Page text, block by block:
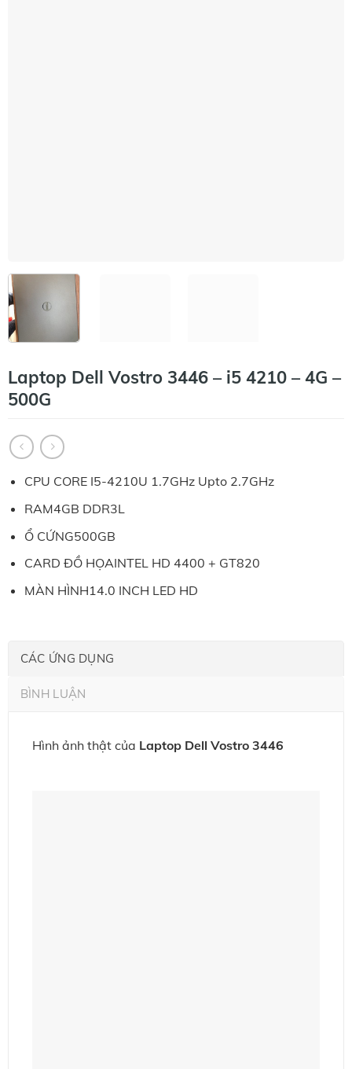
Laptop Dell Vostro 3446 – i5 4210 – 4G –
500G
CPU CORE I5-4210U 1.7GHz Upto 2.7GHz
RAM4GB DDR3L
Ổ CỨNG500GB
CARD ĐỒ HỌAINTEL HD 4400 + GT820
MÀN HÌNH14.0 INCH LED HD
CÁC ỨNG DỤNG
BÌNH LUẬN
Hình ảnh thật của Laptop Dell Vostro 3446